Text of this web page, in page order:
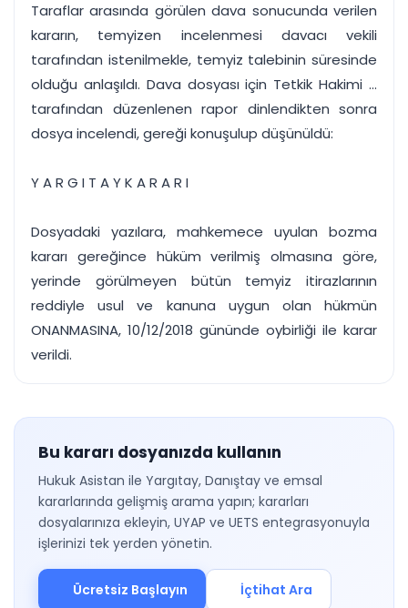
Tek panelde uçtan uca yönetim
UYAP & UETS entegrasyonundan finansa, hepsi bir arada.
Tüm özellikleri inceleyin Ücretsiz Başlayın
Taraflar arasında görülen dava sonucunda verilen
kararın, temyizen incelenmesi davacı vekili
tarafından istenilmekle, temyiz talebinin süresinde
olduğu anlaşıldı. Dava dosyası için Tetkik Hakimi ...
tarafından düzenlenen rapor dinlendikten sonra
dosya incelendi, gereği konuşulup düşünüldü:
Y A R G I T A Y K A R A R I
Dosyadaki yazılara, mahkemece uyulan bozma
kararı gereğince hüküm verilmiş olmasına göre,
yerinde görülmeyen bütün temyiz itirazlarının
reddiyle usul ve kanuna uygun olan hükmün
ONANMASINA, 10/12/2018 gününde oybirliği ile karar
verildi.
Bu kararı dosyanızda kullanın
Hukuk Asistan ile Yargıtay, Danıştay ve emsal
kararlarında gelişmiş arama yapın; kararları
dosyalarınıza ekleyin, UYAP ve UETS entegrasyonuyla
işlerinizi tek yerden yönetin.
Ücretsiz Başlayın İçtihat Ara